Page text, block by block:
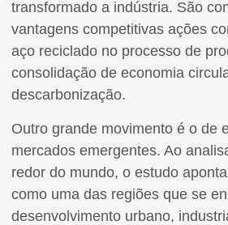
transformado a indústria. São
vantagens competitivas ações
aço reciclado no processo de
consolidação de economia
descarbonização.
Outro grande movimento é o de
mercados emergentes. Ao
redor do mundo, o estudo
como uma das regiões que se
desenvolvimento urbano,